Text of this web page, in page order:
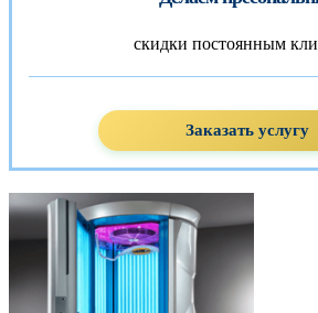
скидки постоянным
Заказать услугу